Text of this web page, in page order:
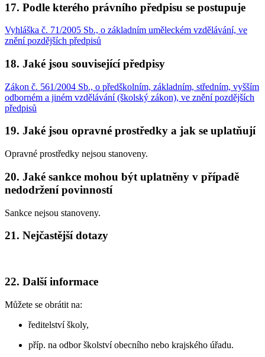
17. Podle kterého právního předpisu se postupuje
Vyhláška č. 71/2005 Sb., o základním uměleckém vzdělávání, ve
znění pozdějších předpisů
18. Jaké jsou související předpisy
Zákon č. 561/2004 Sb., o předškolním, základním, středním, vyšším
odborném a jiném vzdělávání (školský zákon), ve znění pozdějších
předpisů
19. Jaké jsou opravné prostředky a jak se uplatňují
Opravné prostředky nejsou stanoveny.
20. Jaké sankce mohou být uplatněny v případě
nedodržení povinností
Sankce nejsou stanoveny.
21. Nejčastější dotazy
22. Další informace
Můžete se obrátit na:
ředitelství školy,
příp. na odbor školství obecního nebo krajského úřadu.